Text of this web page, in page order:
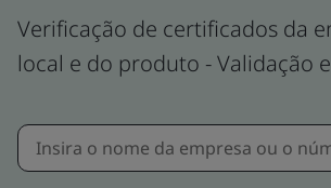
Verificação de certificados da
local e do produto - Validação